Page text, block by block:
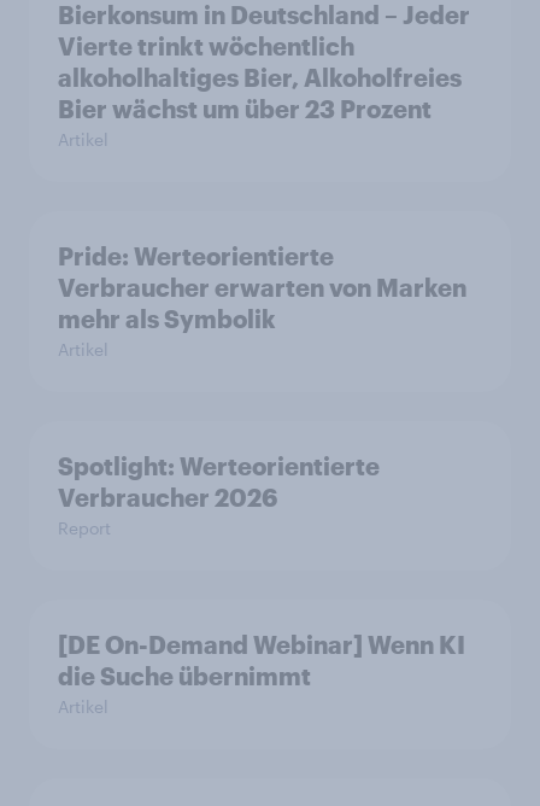
Bierkonsum in Deutschland – Jeder
Vierte trinkt wöchentlich
alkoholhaltiges Bier, Alkoholfreies
Bier wächst um über 23 Prozent
Artikel
Pride: Werteorientierte
Verbraucher erwarten von Marken
mehr als Symbolik
Artikel
Spotlight: Werteorientierte
Verbraucher 2026
Report
[DE On-Demand Webinar] Wenn KI
die Suche übernimmt
Artikel